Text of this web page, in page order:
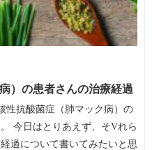
）の患者さんの治療経過
性抗酸菌症（肺マック病）の
今日はとりあえず、そVれら
過について書いてみたいと思